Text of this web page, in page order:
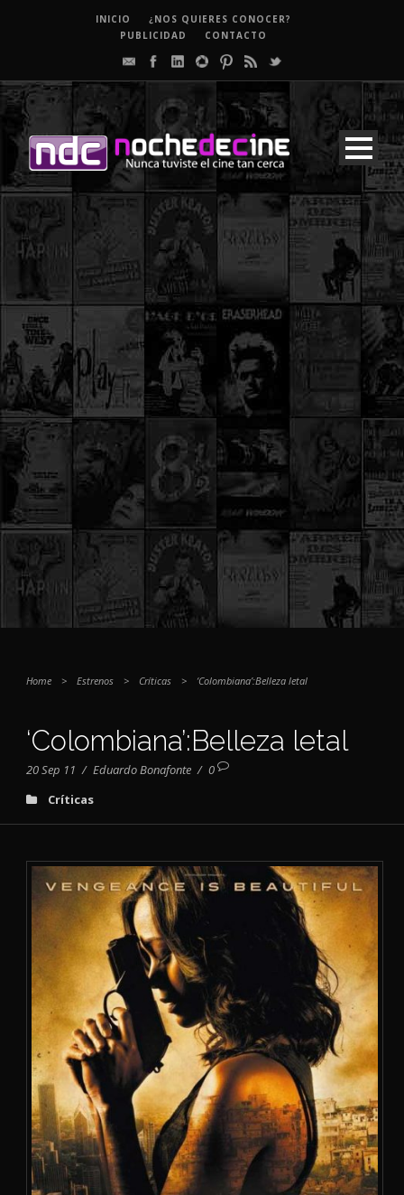
INICIO
¿NOS QUIERES CONOCER?
PUBLICIDAD
CONTACTO
Home > Estrenos > Críticas > ‘Colombiana’:Belleza letal
‘Colombiana’:Belleza letal
20 Sep 11 / Eduardo Bonafonte / 0
Críticas